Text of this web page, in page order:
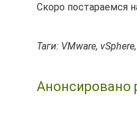
Скоро постараемся
Таги: VMware,
Анонсировано